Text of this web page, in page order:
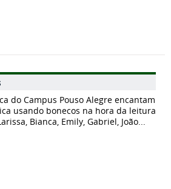
do Campus Pouso Alegre encantam
usando bonecos na hora da leitura
Bianca, Emily, Gabriel, João...